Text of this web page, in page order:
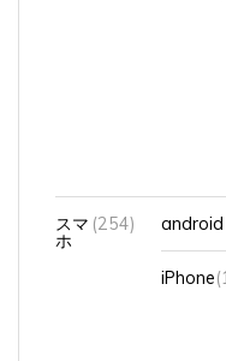
スマ(254) android
iPhone